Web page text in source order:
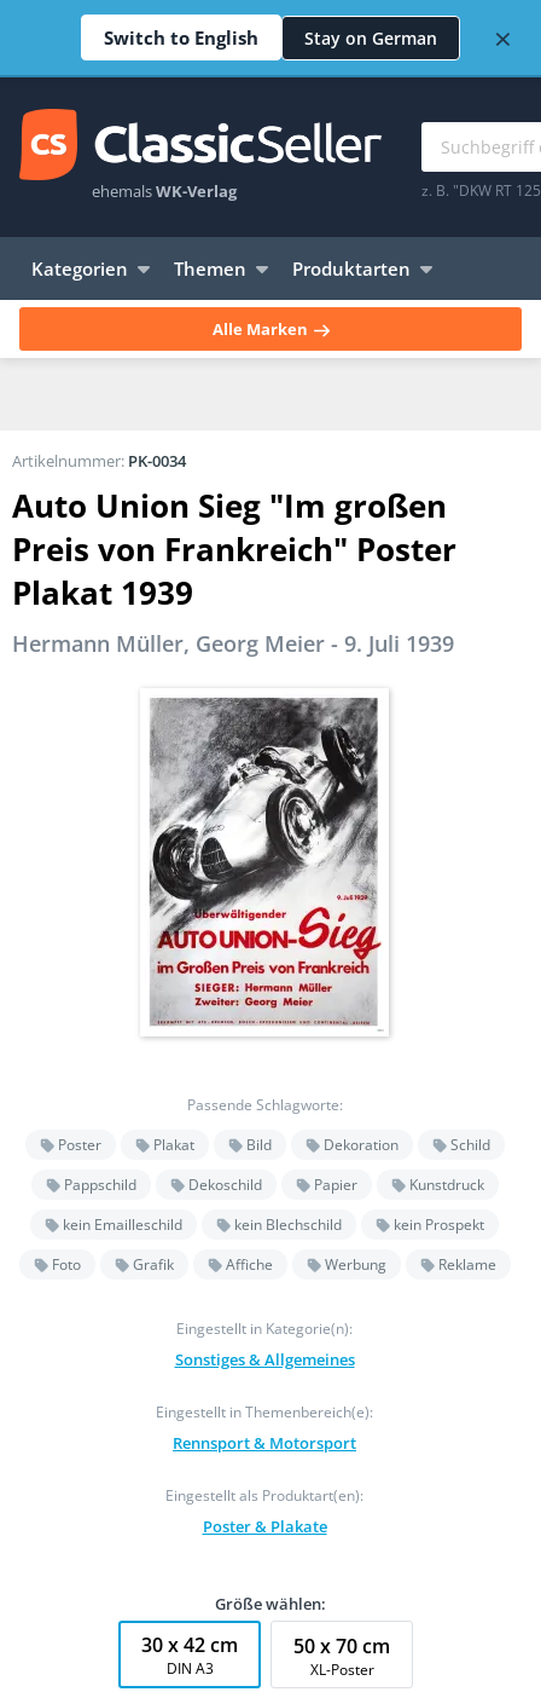
Switch to English Stay on German ×
ehemalsWK-Verlag z. B. "DKW RT
Kategorien Themen Produktarten
Alle Marken
Auto Union Sieg "Im großen
Preis von Frankreich" Poster
Plakat 1939
Hermann Müller, Georg Meier - 9. Juli 1939
Passende Schlagworte:
Poster
Plakat Bild Dekoration
Schild
Pappschild
Dekoschild Papier
Kunstdruck
kein Emailleschild
kein Blechschild
kein Prospekt
Foto
Grafik Affiche Werbung Reklame
Eingestellt in Kategorie(n):
Sonstiges & Allgemeines
Eingestellt in Themenbereich(e):
Rennsport & Motorsport
Eingestellt als Produktart(en):
Poster & Plakate
Artikelnummer: PK-0034
Größe wählen:
30 x 42 cm
DIN A3
50 x 70 cm
XL-Poster